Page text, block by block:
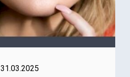
31.03.2025